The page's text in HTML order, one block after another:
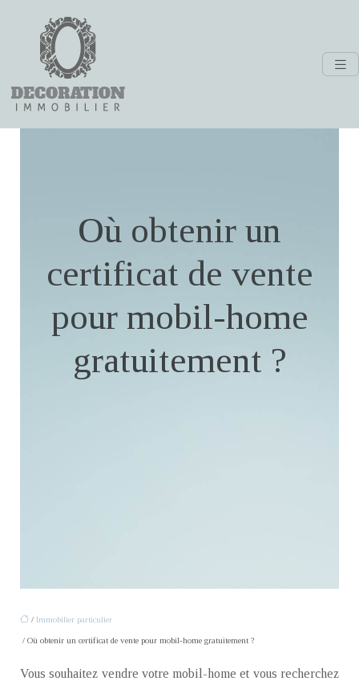
Où obtenir un
certificat de vente
pour mobil-home
gratuitement ?
/ Immobilier particulier
/ Où obtenir un certificat de vente pour mobil-home gratuitement ?
Vous souhaitez vendre votre mobil-home et vous recherchez